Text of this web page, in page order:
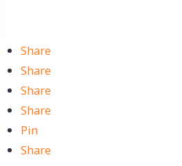
Share
Share
Share
Share
Pin
Share